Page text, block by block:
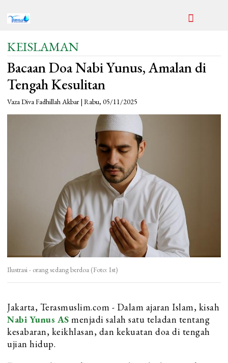
KEISLAMAN
Bacaan Doa Nabi Yunus, Amalan di
Tengah Kesulitan
Vaza Diva Fadhillah Akbar | Rabu, 05/11/2025
Ilustrasi - orang sedang berdoa (Foto: Ist)
Jakarta, Terasmuslim.com - Dalam ajaran Islam, kisah
Nabi Yunus AS menjadi salah satu teladan tentang
kesabaran, keikhlasan, dan kekuatan doa di tengah
ujian hidup.